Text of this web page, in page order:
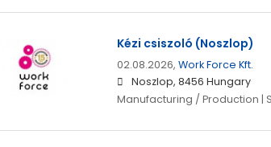
Kézi csiszoló (Noszlop)
02.08.2026, Work Force Kft.
Noszlop, 8456 Hungary
Manufacturing / Production |